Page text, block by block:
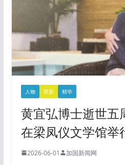
人物 最新 精华
黄宜弘博士逝世五
在梁凤仪文学馆举
2026-06-01 加国新闻网